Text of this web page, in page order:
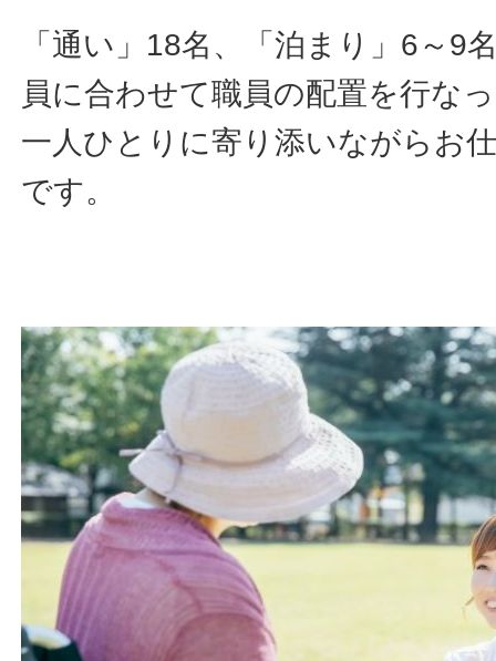
「通い」18名、「泊まり」6～9
員に合わせて職員の配置を行な
一人ひとりに寄り添いながらお
です。